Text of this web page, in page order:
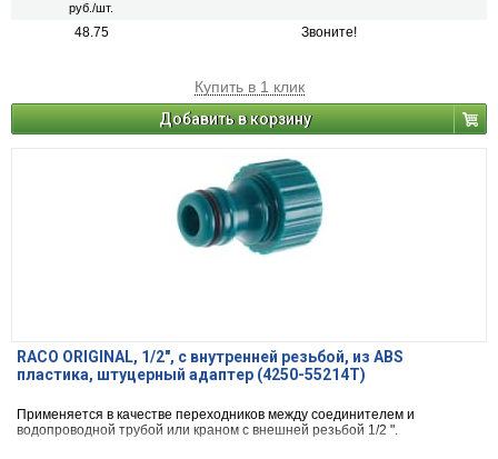
руб./шт.
48.75 Звоните!
Купить в 1 клик
Добавить в корзину
RACO ORIGINAL, 1/2″, с внутренней резьбой, из ABS
пластика, штуцерный адаптер (4250-55214T)
Применяется в качестве переходников между соединителем и
водопроводной трубой или краном с внешней резьбой 1/2 ".